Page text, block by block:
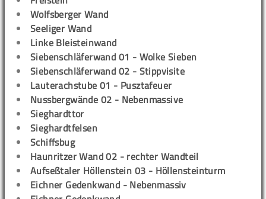
Wolfsberger Wand
Seeliger Wand
Linke Bleisteinwand
Siebenschläferwand 01 - Wolke Sieben
Siebenschläferwand 02 - Stippvisite
Lauterachstube 01 - Pusztafeuer
Nussbergwände 02 - Nebenmassive
Sieghardttor
Sieghardtfelsen
Schiffsbug
Haunritzer Wand 02 - rechter Wandteil
Aufseßtaler Höllenstein 03 - Höllensteinturm
Eichner Gedenkwand - Nebenmassiv